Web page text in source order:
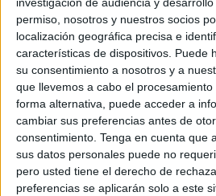
permiso, nosotros y nuestros socios
localización geográfica precisa e
características de dispositivos. Puede
su consentimiento a nosotros y a
que llevemos a cabo el
forma alternativa, puede acceder a
cambiar sus preferencias antes de
consentimiento. Tenga en cuenta que
sus datos personales puede no
pero usted tiene el derecho de
preferencias se aplicarán solo a este
divídelo en secciones. En
número. Los estudiantes
como pegatinas o botones,
adecuada en cada sección
actividad de conteo
numéricas básicas y la
Rompecabezas numérico de
Dibuja un corazón grande en
luego córtalo en varias